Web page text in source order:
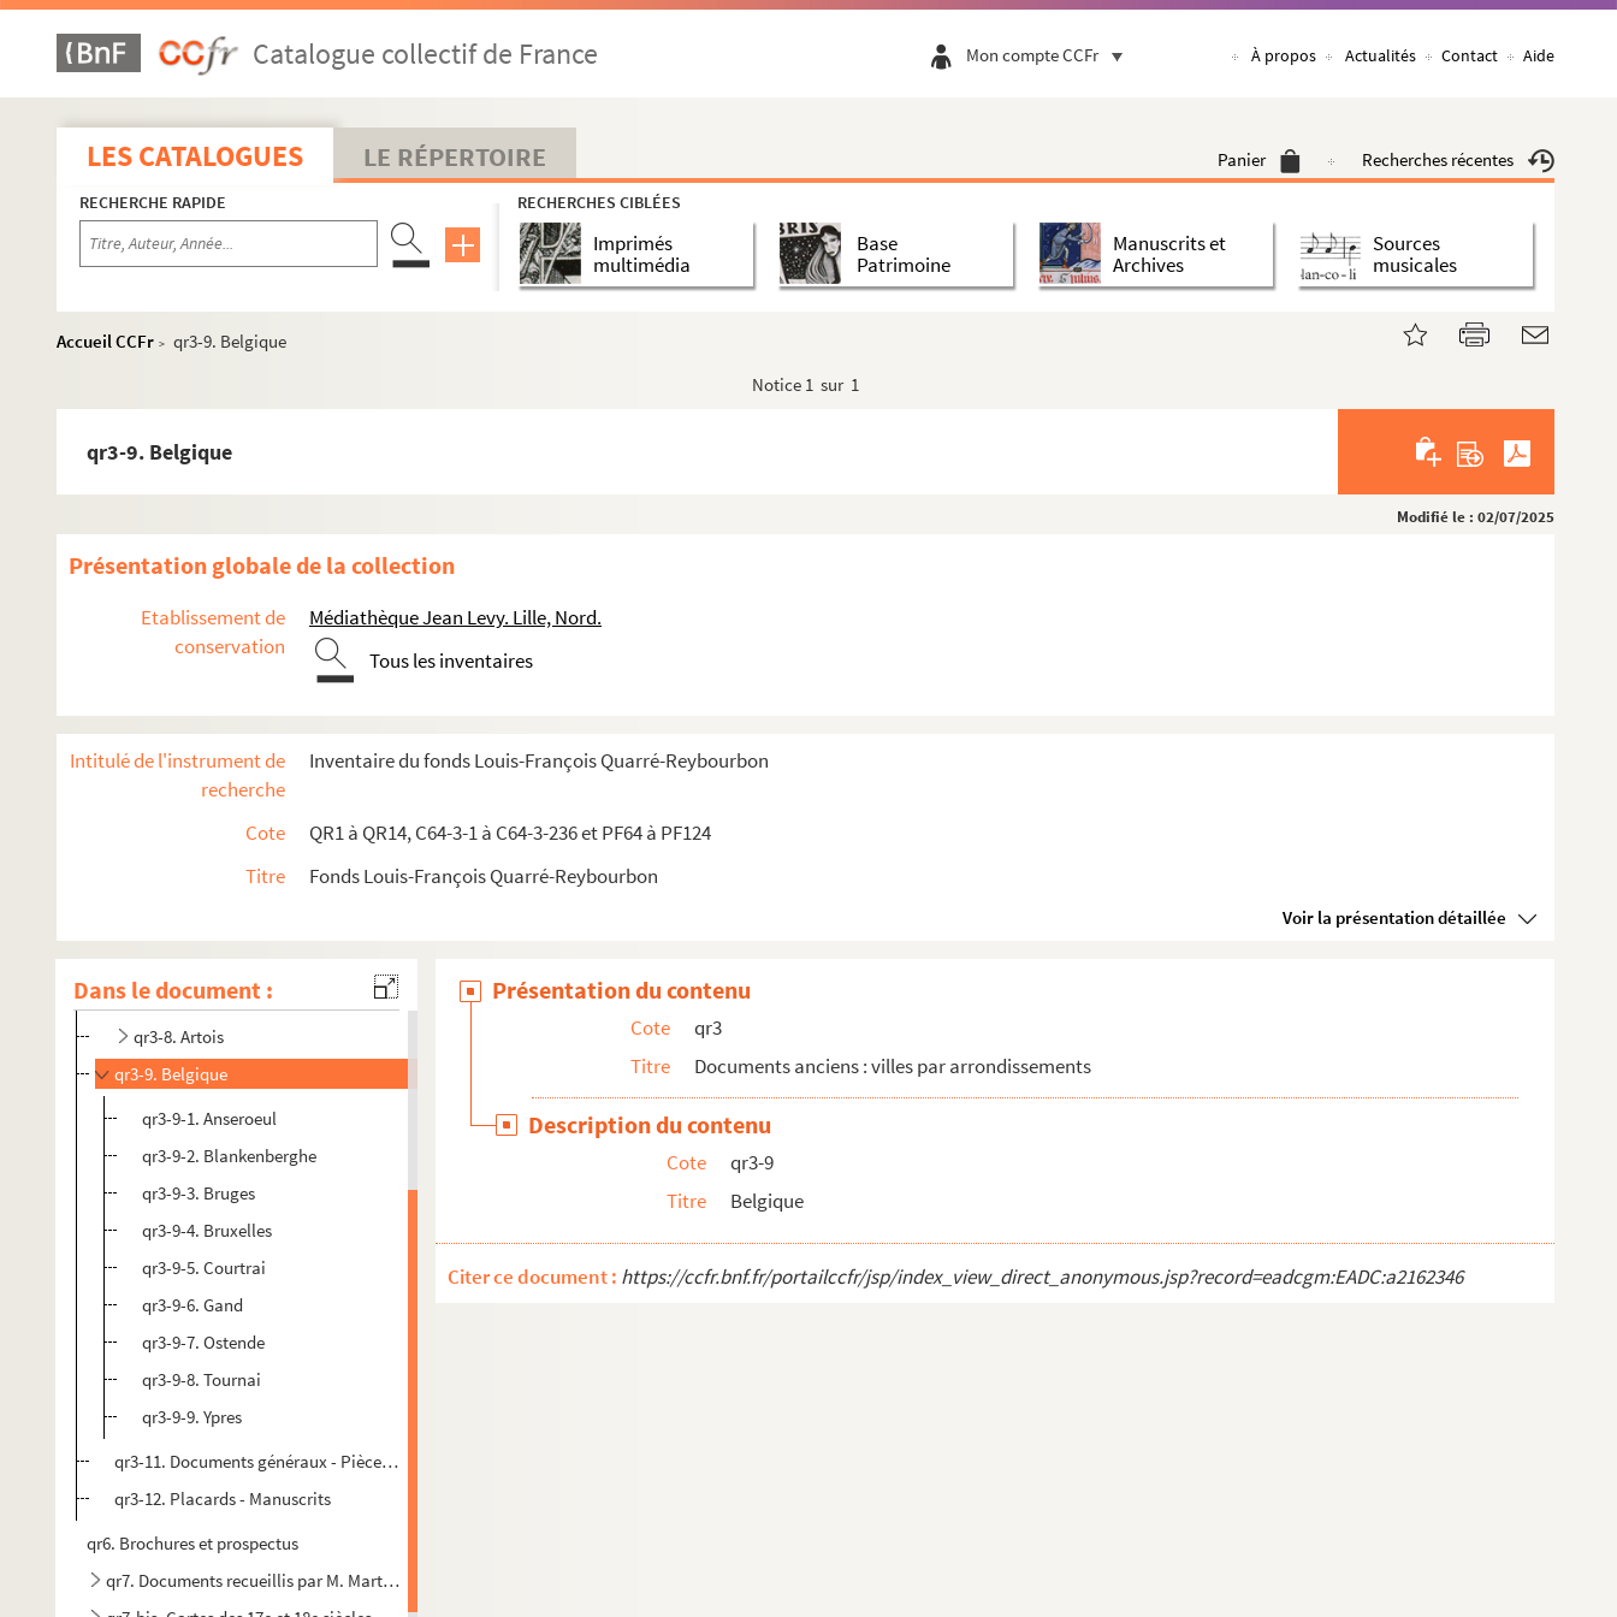
Catalogue collectif de France Mon compte CCFr À propos Actualités Contact Aide
LES CATALOGUES LE RÉPERTOIRE Panier Recherches récentes
RECHERCHE RAPIDE RECHERCHES CIBLÉES
Imprimés
multimédia
Base
Patrimoine
Manuscrits et
Archives
Sources
musicales
Accueil CCFr > qr3-9. Belgique
Notice 1 sur 1
qr3-9. Belgique
Modifié le : 02/07/2025
Présentation globale de la collection
Etablissement de
conservation
Médiathèque Jean Levy. Lille, Nord.
Tous les inventaires
Intitulé de l'instrument de
recherche
Inventaire du fonds Louis-François Quarré-Reybourbon
Cote
QR1 à QR14, C64-3-1 à C64-3-236 et PF64 à PF124
Titre
Fonds Louis-François Quarré-Reybourbon
Voir la présentation détaillée
Dans le document :
qr1. Collections bibliographiques - Documents
qr3. Documents anciens : villes par arrondissements
qr3-1. Arrondissement d'Avesnes
qr3-4. Arrondissement de Dunkerque
qr3-6. Lille
qr3-7. Arrondissement de Valenciennes
qr3-8. Artois
qr3-9. Belgique
qr3-9-1. Anseroeul
qr3-9-2. Blankenberghe
qr3-9-3. Bruges
qr3-9-4. Bruxelles
qr3-9-5. Courtrai
qr3-9-6. Gand
qr3-9-7. Ostende
qr3-9-8. Tournai
qr3-9-9. Ypres
qr3-11. Documents généraux - Pièces étrangères à la Flande et à l'Artois
qr3-12. Placards - Manuscrits
qr6. Brochures et prospectus
qr7. Documents recueillis par M. Martin Delahaye
Présentation du contenu
Cote
qr3
Titre
Documents anciens : villes par arrondissements
Description du contenu
Cote
qr3-9
Titre
Belgique
Citer ce document : https://ccfr.bnf.fr/portailccfr/jsp/index_view_direct_anonymous.jsp?record=eadcgm:EADC:a2162346